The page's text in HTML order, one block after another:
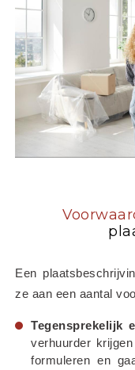
Een
ze aan een aantal
Tegensprekelijk
verhuurder
formuleren en